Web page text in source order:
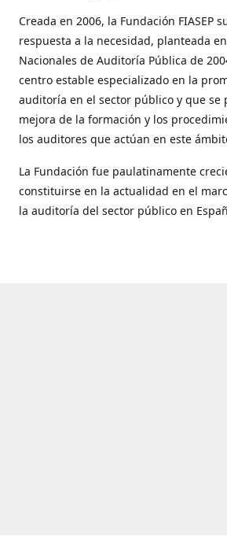
Creada en 2006, la Fundación FIASEP
respuesta a la necesidad, planteada
Nacionales de Auditoría Pública de
centro estable especializado en la
auditoría en el sector público y que se
mejora de la formación y los
los auditores que actúan en este
La Fundación fue paulatinamente
constituirse en la actualidad en el
la auditoría del sector público en